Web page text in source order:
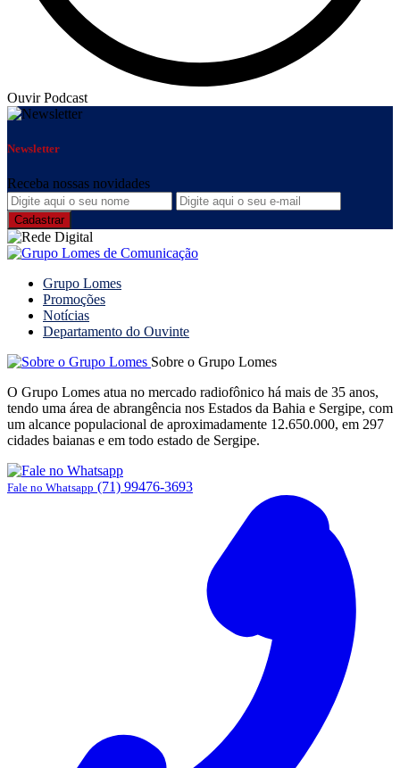
Ouvir Podcast
Newsletter
Receba nossas novidades
Grupo Lomes
Promoções
Notícias
Departamento do Ouvinte
Sobre o Grupo Lomes
O Grupo Lomes atua no mercado radiofônico há mais de 35 anos,
tendo uma área de abrangência nos Estados da Bahia e Sergipe, com
um alcance populacional de aproximadamente 12.650.000, em 297
cidades baianas e em todo estado de Sergipe.
Fale no Whatsapp (71) 99476-3693